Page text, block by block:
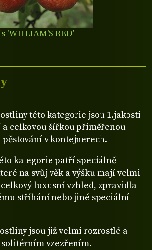
'WILLIAM'S RED'
této kategorie jsou 1.jakosti
a celkovou šířkou přiměřenou
pěstování v kontejnerech.
kategorie patří speciálně
na svůj věk a výšku mají velmi
luxusní vzhled, zpravidla
stříhání nebo jiné speciální
jsou již velmi rozrostlé a
solitérním vzezřením.